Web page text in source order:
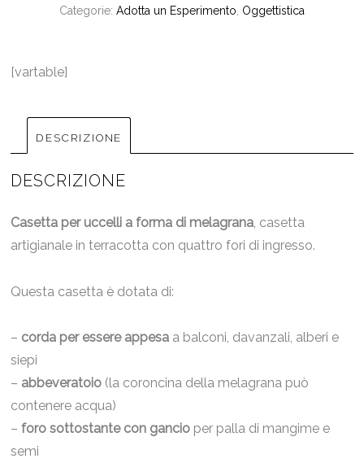
Categorie: Adotta un Esperimento Oggettistica
[vartable]
DESCRIZIONE
DESCRIZIONE
Casetta per uccelli a forma di melagrana, casetta
artigianale in terracotta con quattro fori di ingresso.
Questa casetta è dotata di:
– corda per essere appesa a balconi, davanzali, alberi e
siepi
– abbeveratoio (la coroncina della melagrana può
contenere acqua)
–foro sottostante con gancio per palla di mangime e
semi